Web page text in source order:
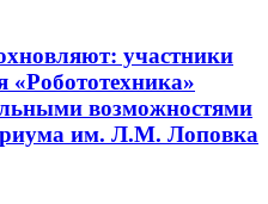
участники
«Робототехника»
возможностями
им. Л.М. Лоповка